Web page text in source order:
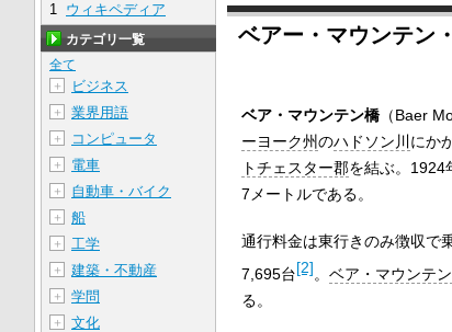
U
n
m
ベアー・マウンテン
ベア・マウンテン橋（Baer
ーヨーク州のハドソン川 にか
トチェスター郡を結ぶ。1924
7メートルである。
通行料金は東行きのみ徴収で
7,695台[2]。 ベア・マウンテ
る。
1 ウィキペディア
カテゴリ一覧
全て
＋
ビジネス
＋ 業界用語
＋ コンピュータ
＋ 電車
＋ 自動車・バイク
＋ 船
＋ 工学
＋ 建築・不動産
＋ 学問
＋ 文化